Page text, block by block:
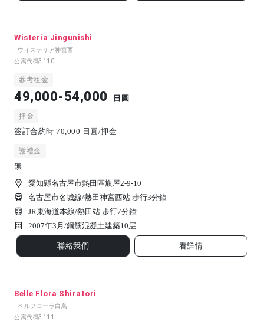
Wisteria Jingunishi
- ウイステリア神宮西 -
公寓代碼3110
參考租金
49,000-54,000 日圓
押金
簽訂合約時 70,000 日圓/押金
謝禮金
無
愛知縣名古屋市熱田區旗屋2-9-10
名古屋市名城線/熱田神宮西站 步行3分鐘
JR東海道本線/熱田站 步行7分鐘
2007年3月/鋼筋混凝土建築10 层
聯絡我們 看詳情
Belle Flora Shiratori
- ベルフローラ白鳥 -
公寓代碼3111